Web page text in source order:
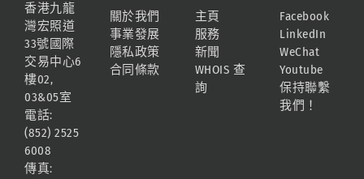
香港九龍
灣宏照道
33號國際
交易中心6
樓02,
03&05室
電話:
(852) 2525
6008
傳真:
關於我們
事業發展
隱私政策
合同條款
主頁
服務
新聞
WHOIS 查
詢
Facebook
LinkedIn
WeChat
Youtube
保持聯繫
我們！